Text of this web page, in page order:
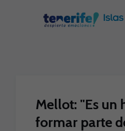
Mellot: "Es un
formar parte